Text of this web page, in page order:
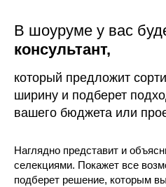
В шоуруме у вас
консультант,
который предложит
ширину и подберет
вашего бюджета или
Наглядно представит и
селекциями. Покажет все
подберет решение, которым